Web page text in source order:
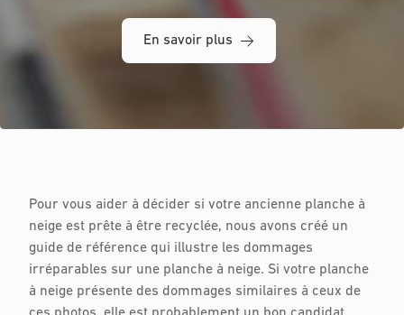
En savoir plus
Pour vous aider à décider si votre ancienne planche à
neige est prête à être recyclée, nous avons créé un
guide de référence qui illustre les dommages
irréparables sur une planche à neige. Si votre planche
à neige présente des dommages similaires à ceux de